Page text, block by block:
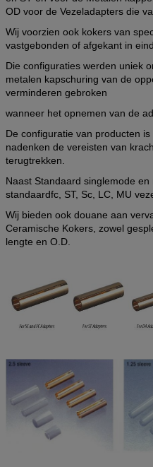
OD voor de Vezeladapters die
Wij voorzien ook kokers van
vastgebonden of afgekant in
Die configuraties werden uniek
metalen kapschuring van de
verminderen gebroken
wanneer het opnemen van de
De configuratie van producten
nadenken de vereisten van
terugtrekken.
Naast Standaard singlemode
standaardfc, ST, Sc, LC, MU
Wij bieden ook douane aan
Ceramische Kokers zowel
lengte en O.D.